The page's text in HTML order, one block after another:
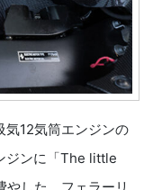
12気筒エンジンの
ジンに「The little